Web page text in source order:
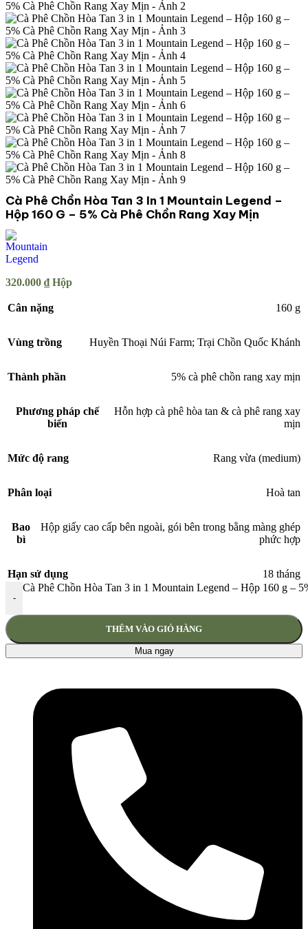
Cà Phê Chồn Hòa Tan 3 In 1 Mountain Legend –
Hộp 160 G – 5% Cà Phê Chồn Rang Xay Mịn
320.000 ₫ Hộp
Cân nặng 160 g
Vùng trồng Huyền Thoại Núi Farm; Trại Chồn Quốc Khánh
Thành phần 5% cà phê chồn rang xay mịn
Phương pháp chế
biến
Hỗn hợp cà phê hòa tan & cà phê rang xay
mịn
Mức độ rang Rang vừa (medium)
Phân loại Hoà tan
Bao
bì
Hộp giấy cao cấp bên ngoài, gói bên trong bằng màng ghép
phức hợp
Hạn sử dụng 18 tháng
-
Cà Phê Chồn Hòa Tan 3 in 1 Mountain Legend – Hộp 160 g –
THÊM VÀO GIỎ HÀNG
Mua ngay